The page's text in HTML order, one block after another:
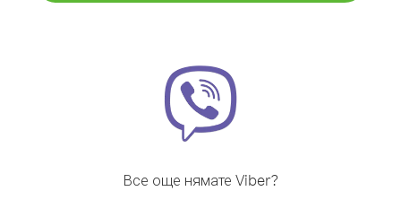
Все още нямате Viber?